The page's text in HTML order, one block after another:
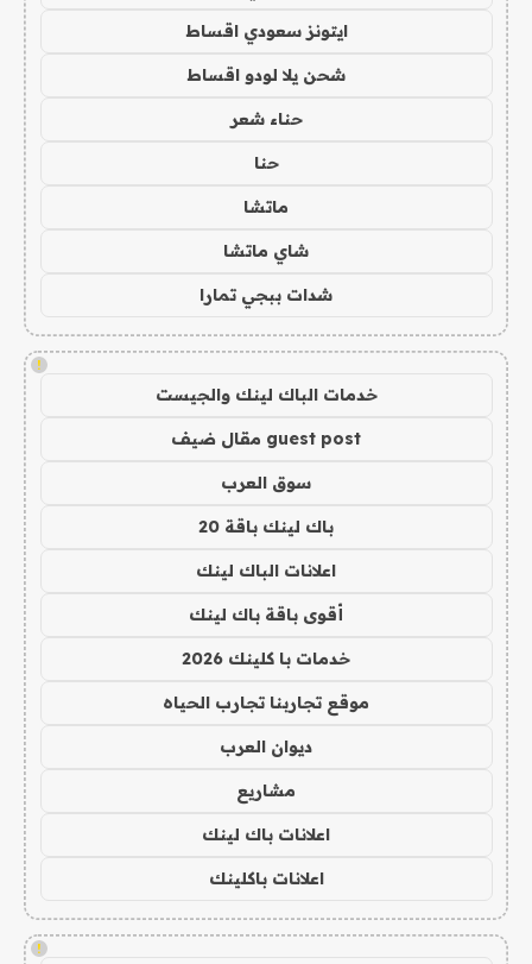
ايتونز سعودي اقساط
شحن يلا لودو اقساط
حناء شعر
حنا
ماتشا
شاي ماتشا
شدات ببجي تمارا
!
خدمات الباك لينك والجيست
guest post مقال ضيف
سوق العرب
باك لينك باقة 20
اعلانات الباك لينك
أقوى باقة باك لينك
خدمات با كلينك 2026
موقع تجاربنا تجارب الحياه
ديوان العرب
مشاريع
اعلانات باك لينك
اعلانات باكلينك
!